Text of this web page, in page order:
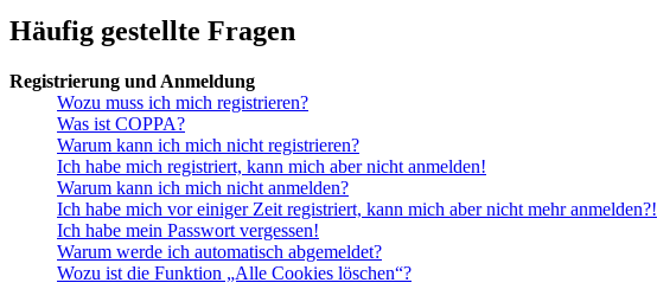
Häufig gestellte Fragen
Registrierung und Anmeldung
Wozu muss ich mich registrieren?
Was ist COPPA?
Warum kann ich mich nicht registrieren?
Ich habe mich registriert, kann mich aber nicht anmelden!
Warum kann ich mich nicht anmelden?
Ich habe mich vor einiger Zeit registriert, kann mich aber nicht mehr anmelden?!
Ich habe mein Passwort vergessen!
Warum werde ich automatisch abgemeldet?
Wozu ist die Funktion „Alle Cookies löschen“?